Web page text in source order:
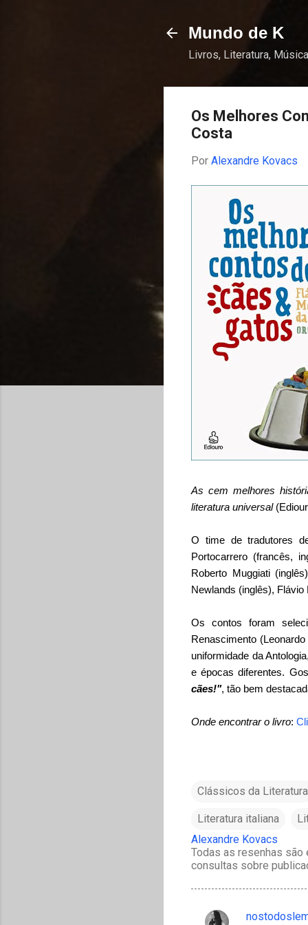
Mundo de K
Livros, Literatura,
Os Melhores
Costa
Por Alexandre Kovacs
As cem melhores
literatura universal
O time de tradutores
Portocarrero (francês,
Roberto Muggiati
Newlands (inglês),
Os contos foram
Renascimento
uniformidade da
e épocas diferentes.
cães!", tão bem
Onde encontrar o livro:
Clássicos da Literatura
Literatura italiana
Alexandre Kovacs
Todas as resenhas são
consultas sobre